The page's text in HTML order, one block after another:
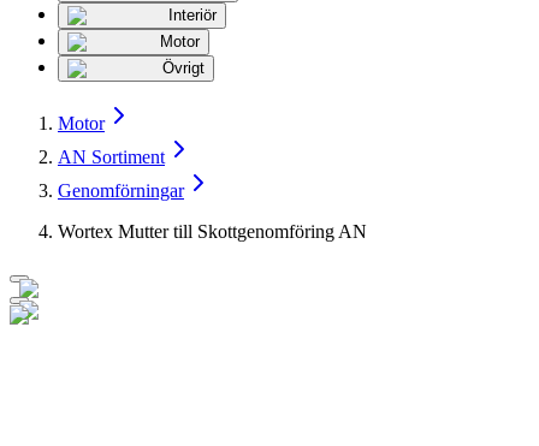
Interiör
Motor
Övrigt
Motor
AN Sortiment
Genomförningar
Wortex Mutter till Skottgenomföring AN